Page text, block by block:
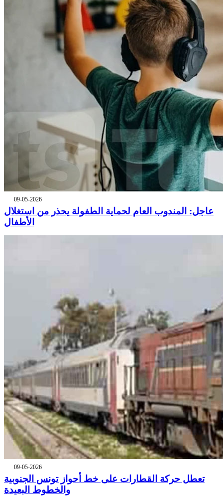
09-05-2026
عاجل: المندوب العام لحماية الطفولة يحذر من استغلال
الأطفال
09-05-2026
تعطل حركة القطارات على خط أحواز تونس الجنوبية
والخطوط البعيدة